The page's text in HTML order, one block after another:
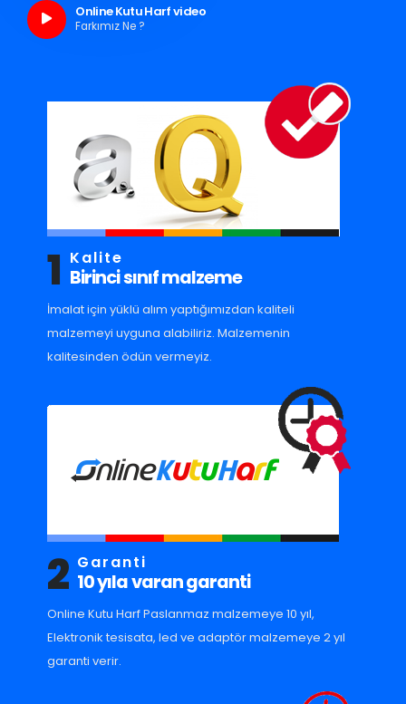
Online Kutu Harf video
Farkımız Ne ?
1 Kalite
Birinci sınıf malzeme
İmalat için yüklü alım yaptığımızdan kaliteli
malzemeyi uyguna alabiliriz. Malzemenin
kalitesinden ödün vermeyiz.
2 Garanti
10 yıla varan garanti
Online Kutu Harf Paslanmaz malzemeye 10 yıl,
Elektronik tesisata, led ve adaptör malzemeye 2 yıl
garanti verir.